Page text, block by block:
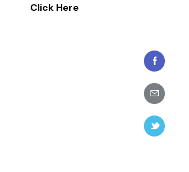
Click Here
Facebook
Share-
email
Twitter-